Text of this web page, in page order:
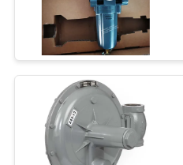
KONTAKT
MIT
NEUIGKEITEN